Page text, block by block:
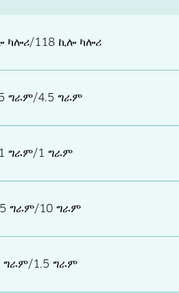
ካሎሪ/118 ኪሎ ካሎሪ
ግራም/4.5 ግራም
1 ግራም/1 ግራም
ግራም/10 ግራም
ግራም/1.5 ግራም